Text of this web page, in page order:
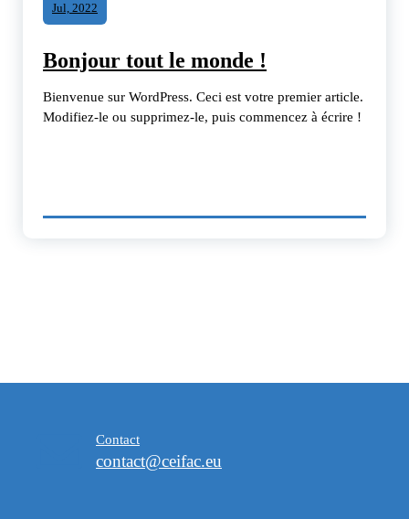
Jul, 2022
Bonjour tout le monde !
Bienvenue sur WordPress. Ceci est votre premier article.
Modifiez-le ou supprimez-le, puis commencez à écrire !
Contact
contact@ceifac.eu